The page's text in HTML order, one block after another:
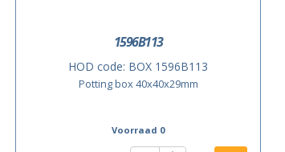
1596B113
HOD code: BOX 1596B113
Potting box 40x40x29mm
Voorraad 0